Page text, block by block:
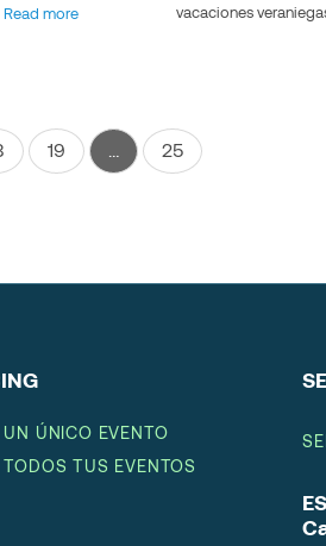
Read more
vacaciones
19 25
UN ÚNICO EVENTO
TODOS TUS EVENTOS